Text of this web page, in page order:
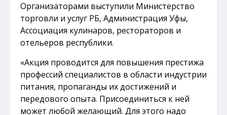
Организаторами выступили Министерство
торговли и услуг РБ, Администрация Уфы,
Ассоциация кулинаров, рестораторов и
отельеров республики.
«Акция проводится для повышения престижа
профессий специалистов в области индустрии
питания, пропаганды их достижений и
передового опыта. Присоединиться к ней
может любой желающий. Для этого надо